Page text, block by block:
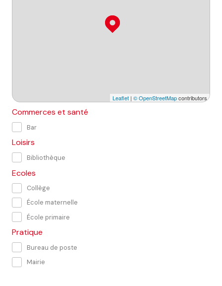
Leaflet | © OpenStreetMapcontributors
Commerces et santé
Bar
Loisirs
Bibliothèque
Ecoles
Collège
École maternelle
École primaire
Pratique
Bureau de poste
Mairie